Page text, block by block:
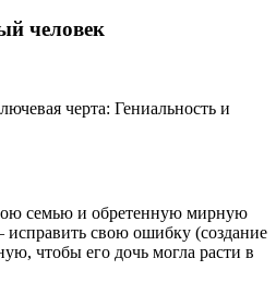
человек
черта: Гениальность и
семью и обретенную мирную
свою ошибку (создание
чтобы его дочь могла расти в